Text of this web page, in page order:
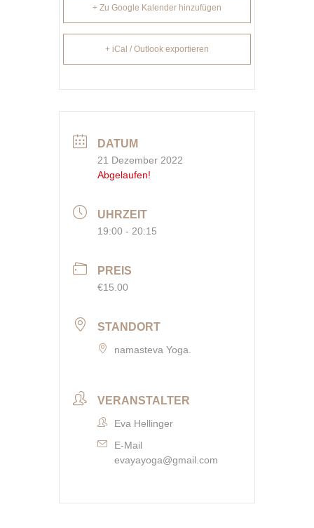
+ Zu Google Kalender hinzufügen
+ iCal / Outlook exportieren
DATUM
21 Dezember 2022
Abgelaufen!
UHRZEIT
19:00 - 20:15
PREIS
€15.00
STANDORT
namasteva Yoga.
VERANSTALTER
Eva Hellinger
E-Mail
evayayoga@gmail.com